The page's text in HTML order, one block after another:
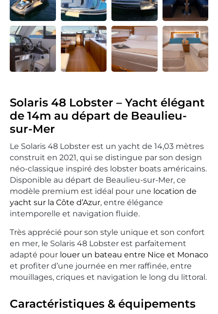
Solaris 48 Lobster – Yacht élégant
de 14m au départ de Beaulieu-
sur-Mer
Le Solaris 48 Lobster est un yacht de 14,03 mètres
construit en 2021, qui se distingue par son design
néo-classique inspiré des lobster boats américains.
Disponible au départ de Beaulieu-sur-Mer, ce
modèle premium est idéal pour une location de
yacht sur la Côte d’Azur, entre élégance
intemporelle et navigation fluide.
Très apprécié pour son style unique et son confort
en mer, le Solaris 48 Lobster est parfaitement
adapté pour louer un bateau entre Nice et Monaco
et profiter d’une journée en mer raffinée, entre
mouillages, criques et navigation le long du littoral.
Caractéristiques & équipements